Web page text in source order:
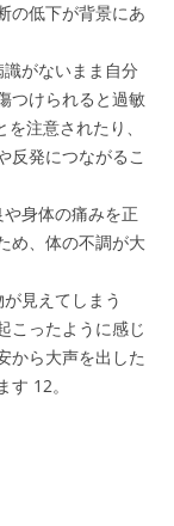
の低下が背景にあ
がないまま自分
つけられると過敏
注意されたり、
反発につながるこ
身体の痛みを正
め、体の不調が大
見えてしまう
こったように感じ
から大声を出した
す 12。